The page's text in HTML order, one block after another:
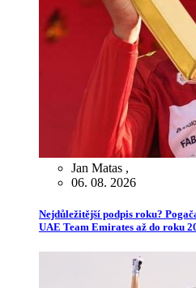
Jan Matas ,
06. 08. 2026
Nejdůležitější podpis roku?
UAE Team Emirates až do roku